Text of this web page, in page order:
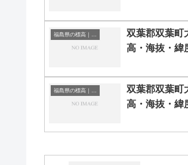
双葉郡双葉町
高・海抜・緯
双葉郡双葉町
高・海抜・緯